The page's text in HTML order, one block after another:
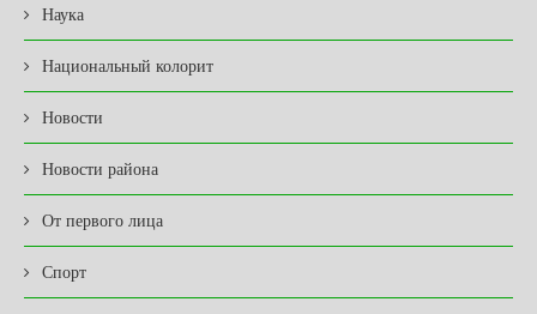
Наука
Национальный колорит
Новости
Новости района
От первого лица
Спорт